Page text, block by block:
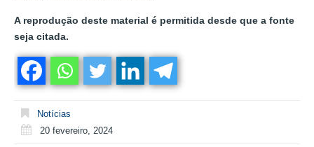
A reprodução deste material é permitida desde que a fonte
seja citada.
Notícias
20 fevereiro, 2024